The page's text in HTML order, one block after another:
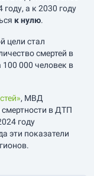
а к 2030 году
к нулю.
цели стал
смертей в
000 человек в
, МВД
в ДТП
году
эти показатели